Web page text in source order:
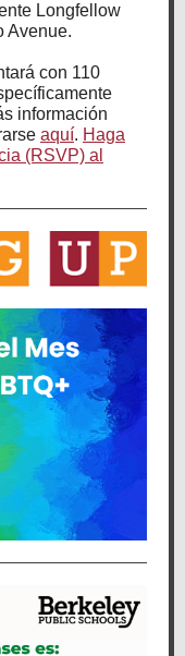
Longfellow
Avenue.
con 110
información
aquí. Haga
(RSVP) al